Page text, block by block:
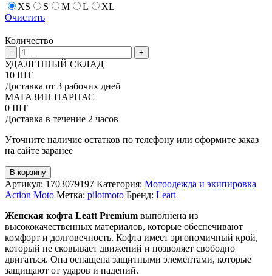
XS S M L
XL
Очистить
Количество
-
Количество
товара
Кофта
женская
Leatt
Premium
M-
UK10-
US6
+
УДАЛЁННЫЙ СКЛАД
10 ШТ
Доставка от 3 рабочих дней
МАГАЗИН ПАРНАС
0 ШТ
Доставка в течение 2 часов
Уточните наличие остатков по телефону или оформите заказ
на сайте заранее
В корзину
Артикул: 1703079197 Категория: Мотоодежда и экипировка
Action Moto Метка: pilotmoto Бренд: Leatt
Женская кофта Leatt Premium выполнена из
высококачественных материалов, которые обеспечивают
комфорт и долговечность. Кофта имеет эргономичный крой,
который не сковывает движений и позволяет свободно
двигаться. Она оснащена защитными элементами, которые
защищают от ударов и падений.